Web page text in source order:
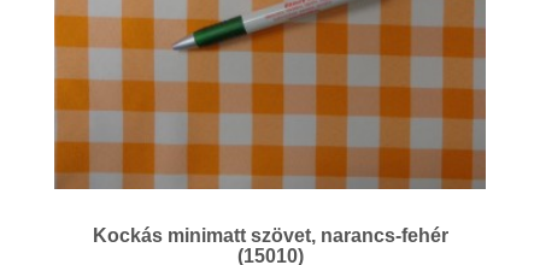
Kockás minimatt szövet, narancs-fehér
(15010)